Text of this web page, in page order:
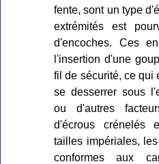
fente, sont un type
extrémités est
d'encoches. Ces
l'insertion d'une
fil de sécurité, ce qui
se desserrer sous
ou d'autres
d'écrous crénelés
tailles impériales,
conformes aux